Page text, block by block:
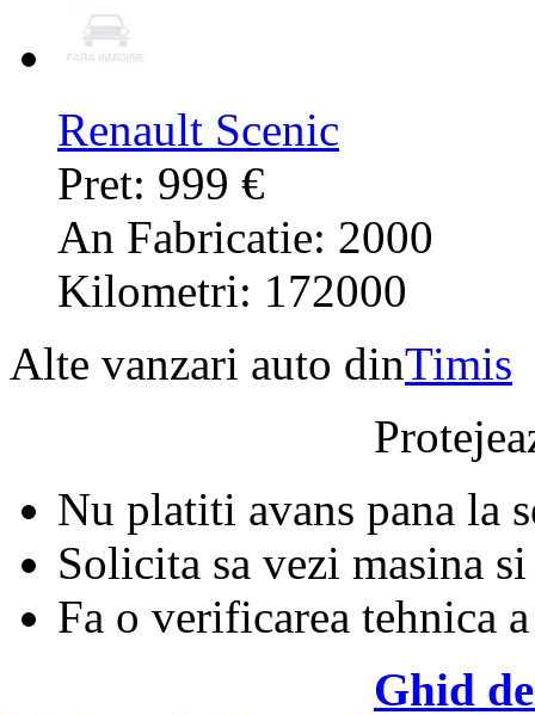
Renault Scenic
Pret: 999 €
An Fabricatie: 2000
Kilometri: 172000
Alte vanzari auto dinTimis
Nu platiti avans pana la
Solicita sa vezi masina si
Fa o verificarea tehnica
Ghid